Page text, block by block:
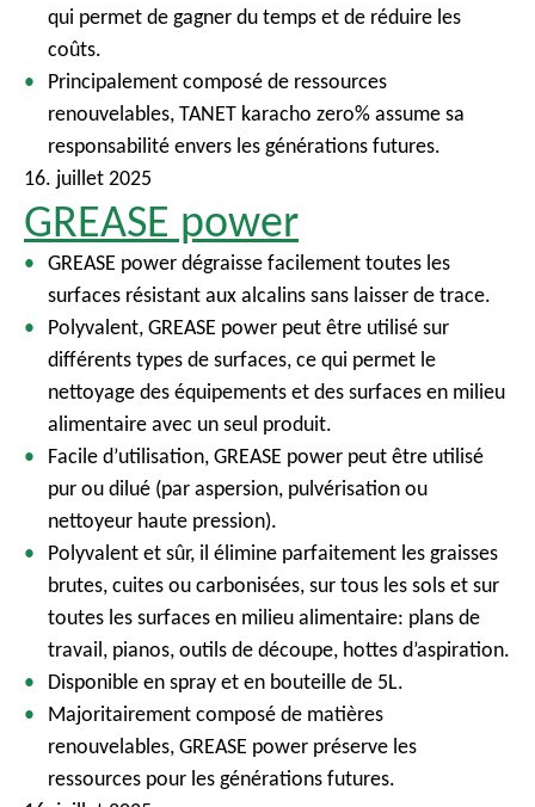
qui permet de gagner du temps et de réduire les
coûts.
Principalement composé de ressources
renouvelables, TANET karacho zero% assume sa
responsabilité envers les générations futures.
16. juillet 2025
GREASE power
GREASE power dégraisse facilement toutes les
surfaces résistant aux alcalins sans laisser de trace.
Polyvalent, GREASE power peut être utilisé sur
différents types de surfaces, ce qui permet le
nettoyage des équipements et des surfaces en milieu
alimentaire avec un seul produit.
Facile d’utilisation, GREASE power peut être utilisé
pur ou dilué (par aspersion, pulvérisation ou
nettoyeur haute pression).
Polyvalent et sûr, il élimine parfaitement les graisses
brutes, cuites ou carbonisées, sur tous les sols et sur
toutes les surfaces en milieu alimentaire: plans de
travail, pianos, outils de découpe, hottes d’aspiration.
Disponible en spray et en bouteille de 5L.
Majoritairement composé de matières
renouvelables, GREASE power préserve les
ressources pour les générations futures.